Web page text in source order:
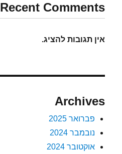
Recent Comments
אין תגובות להציג.
Archives
פברואר 2025
נובמבר 2024
אוקטובר 2024